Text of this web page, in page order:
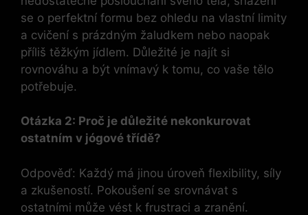
se o perfektní formu bez ohledu na vlastní limity
a cvičení s prázdným žaludkem nebo naopak
příliš těžkým jídlem. Důležité je najít si
rovnováhu a být vnímavý k tomu, co vaše tělo
potřebuje.
Otázka 2: Proč je důležité nekonkurovat
ostatním v jógové třídě?
Odpověď: Každý má jinou úroveň flexibility, síly
a zkušeností. Pokoušení se srovnávat s
ostatními může vést k frustraci a zranění.